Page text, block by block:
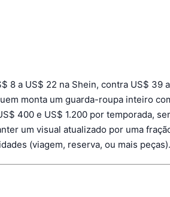
8 a US$ 22 na Shein, contra US$ 39
monta um guarda-roupa inteiro
400 e US$ 1.200 por temporada,
um visual atualizado por uma
(viagem, reserva, ou mais peças).